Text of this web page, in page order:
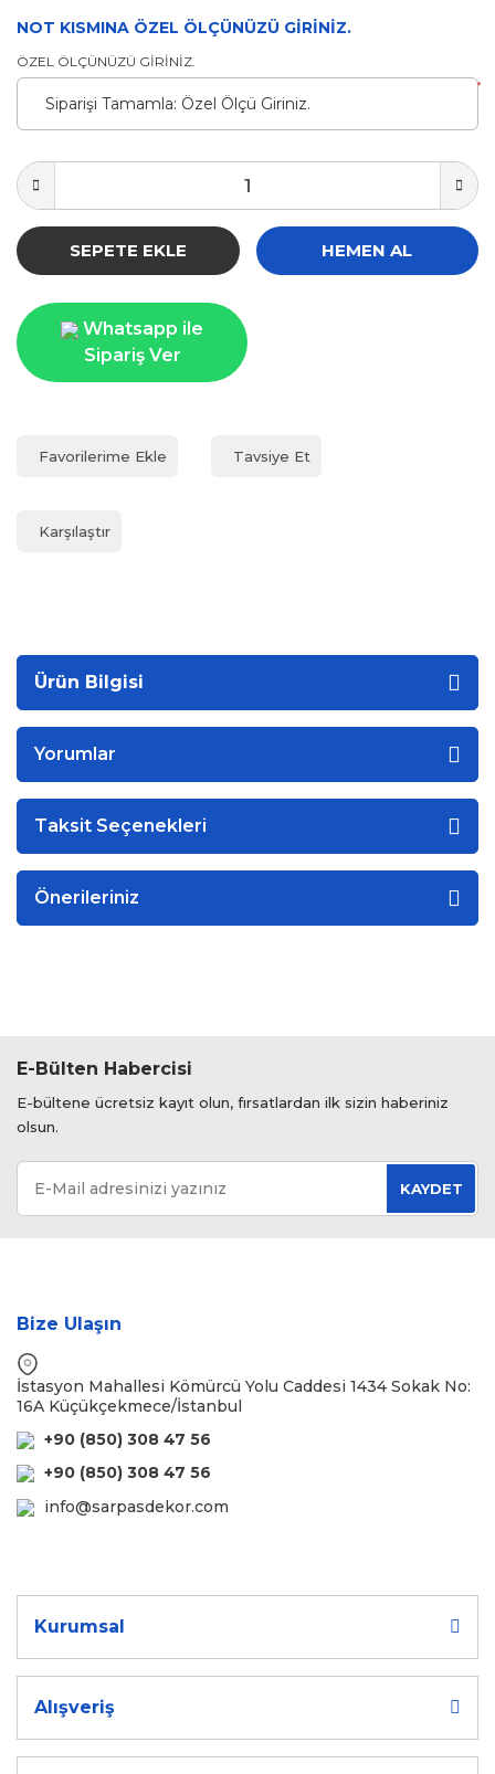
NOT KISMINA ÖZEL ÖLÇÜNÜZÜ GİRİNİZ.
ÖZEL ÖLÇÜNÜZÜ GİRİNİZ.
*
SEPETE EKLE HEMEN AL
Whatsapp ile
Sipariş Ver
Tavsiye Et
Karşılaştır
Ürün Bilgisi
Yorumlar
Taksit Seçenekleri
Önerileriniz
E-Bülten Habercisi
E-bültene ücretsiz kayıt olun, fırsatlardan ilk sizin haberiniz
olsun.
KAYDET
Bize Ulaşın
İstasyon Mahallesi Kömürcü Yolu Caddesi 1434 Sokak No:
16A Küçükçekmece/İstanbul
+90 (850) 308 47 56
+90 (850) 308 47 56
info@sarpasdekor.com
Kurumsal
Alışveriş